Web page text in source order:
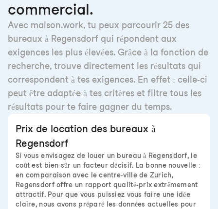
commercial.
Avec maison.work, tu peux parcourir 25 des
bureaux à Regensdorf qui répondent aux
exigences les plus élevées. Grâce à la fonction de
recherche, trouve directement les résultats qui
correspondent à tes exigences. En effet : celle-ci
peut être adaptée à tes critères et filtre tous les
résultats pour te faire gagner du temps.
Prix de location des bureaux à
Regensdorf
Si vous envisagez de louer un bureau à Regensdorf, le
coût est bien sûr un facteur décisif. La bonne nouvelle :
en comparaison avec le centre-ville de Zurich,
Regensdorf offre un rapport qualité-prix extrêmement
attractif. Pour que vous puissiez vous faire une idée
claire, nous avons préparé les données actuelles pour